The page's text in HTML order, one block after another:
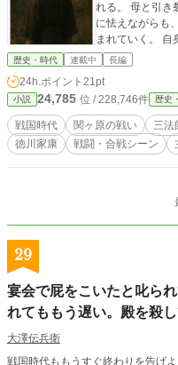
れる。 母と引き裂かれ、笑顔の裏に冷たい眼を光らせる秀吉
に怯えながらも
まれていく。 自身の存在に疑問を抱き、葛藤に苦悶する
日々。 友と呼べ
去。 日ノ本が二つに割れる戦国の世の終焉。天下分け目の関
ヶ原。 織田秀信
台に立つ。 関ヶ原の戦いの前日譚とも言える「岐阜城の戦
い」 福島正則、池田照政（輝政）、井伊直政、本田忠勝、細
川忠興、山内一
み、何を得るのか。 血に、時代に、翻弄され続
いので齟齬が生
ても現代に寄せ
歴史・時代 連載中 長編
24h.ポイント 21pt
小説 24,785 位 / 228,746件 歴史
戦国時代 関ヶ原の戦い 三法
徳川家康
戦闘・合戦シーン
29
宴会で屁をこいたと叱ら
れてももう遅い。殿を殺
大澤伝兵衛
戦国時代ももうすぐ終わりを告げ